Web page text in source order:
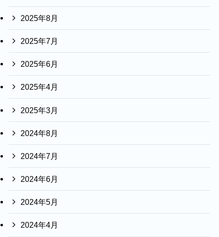
2025年8月
2025年7月
2025年6月
2025年4月
2025年3月
2024年8月
2024年7月
2024年6月
2024年5月
2024年4月